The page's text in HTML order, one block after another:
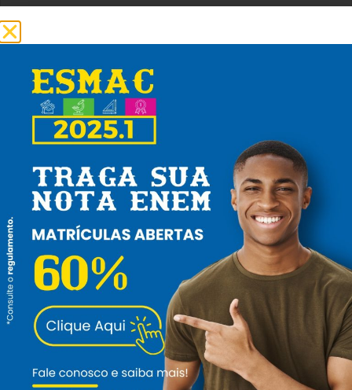
CURSO
Pedagogia